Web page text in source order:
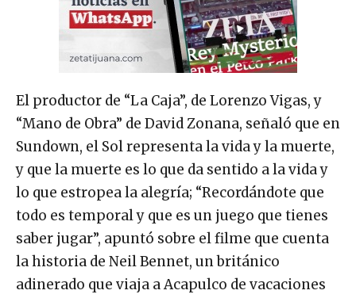
El productor de “La Caja”, de Lorenzo Vigas, y
“Mano de Obra” de David Zonana, señaló que en
Sundown, el Sol representa la vida y la muerte,
y que la muerte es lo que da sentido a la vida y
lo que estropea la alegría; “Recordándote que
todo es temporal y que es un juego que tienes
saber jugar”, apuntó sobre el filme que cuenta
la historia de Neil Bennet, un británico
adinerado que viaja a Acapulco de vacaciones